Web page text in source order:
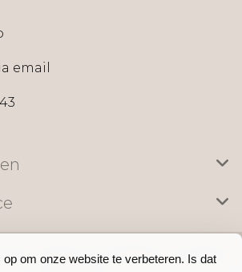
om onze website te verbeteren. Is dat
email
LILY - Theme byFrontlabel- Powered